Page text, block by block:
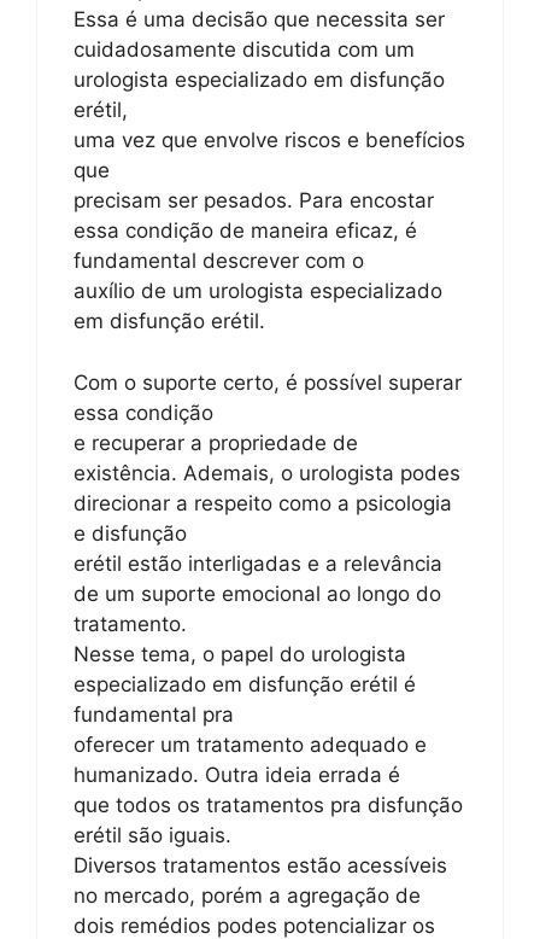
Essa é uma decisão que necessita ser
cuidadosamente discutida com um
urologista especializado em disfunção
erétil,
uma vez que envolve riscos e benefícios
que
precisam ser pesados. Para encostar
essa condição de maneira eficaz, é
fundamental descrever com o
auxílio de um urologista especializado
em disfunção erétil.
Com o suporte certo, é possível superar
essa condição
e recuperar a propriedade de
existência. Ademais, o urologista podes
direcionar a respeito como a psicologia
e disfunção
erétil estão interligadas e a relevância
de um suporte emocional ao longo do
tratamento.
Nesse tema, o papel do urologista
especializado em disfunção erétil é
fundamental pra
oferecer um tratamento adequado e
humanizado. Outra ideia errada é
que todos os tratamentos pra disfunção
erétil são iguais.
Diversos tratamentos estão acessíveis
no mercado, porém a agregação de
dois remédios podes potencializar os